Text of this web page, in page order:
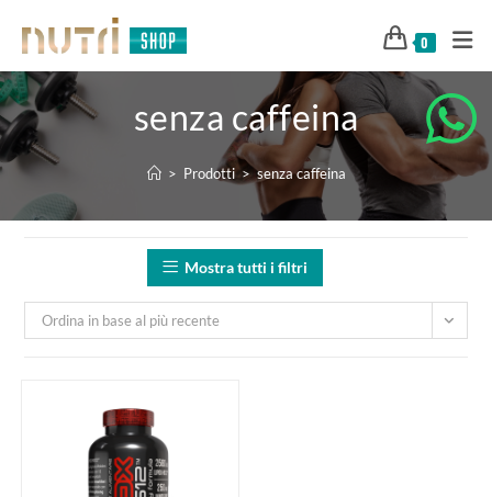
0
senza caffeina
> Prodotti > senza caffeina
Mostra tutti i filtri
Ordina in base al più recente